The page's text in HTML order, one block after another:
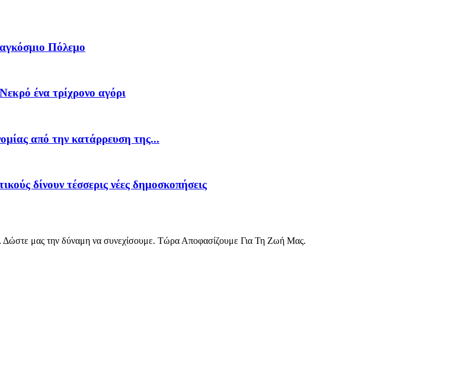
Πόλεμο
ένα τρίχρονο αγόρι
από την κατάρρευση της...
δίνουν τέσσερις νέες δημοσκοπήσεις
μας την δύναμη να συνεχίσουμε. Τώρα Αποφασίζουμε Για Τη Ζωή Μας.